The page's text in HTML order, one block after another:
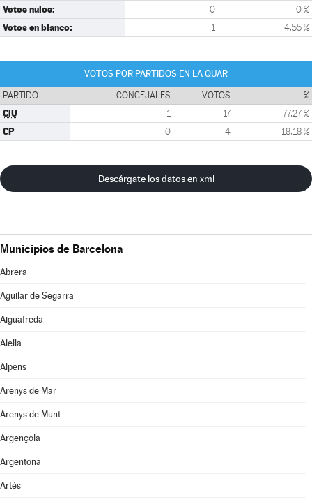
Votos nulos: 0 0 %
Votos en blanco: 1 4,55 %
VOTOS POR PARTIDOS EN LA QUAR
PARTIDO CONCEJALES VOTOS %
CiU 1 17 77,27 %
CP 0 4 18,18 %
Descárgate los datos en xml
Municipios de Barcelona
Abrera
Aguilar de Segarra
Aiguafreda
Alella
Alpens
Arenys de Mar
Arenys de Munt
Argençola
Argentona
Artés